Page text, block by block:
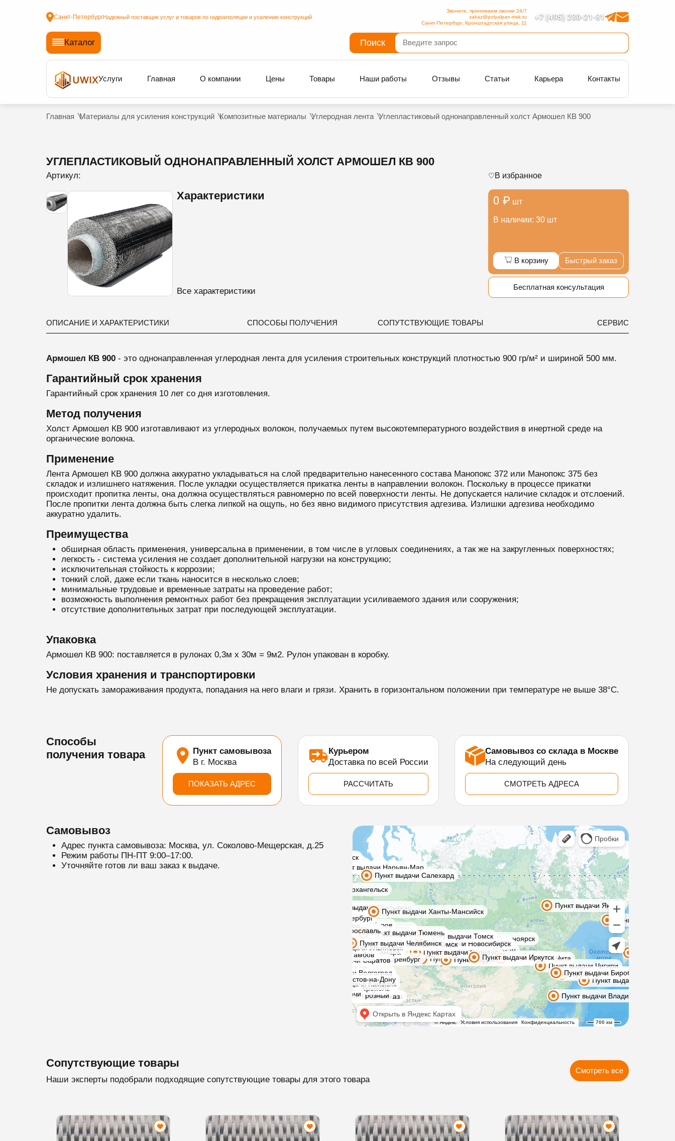
Санкт-ПетербургНадежный поставщик услуг и товаров по гидроизоляции и усилению конструкций +7 (495) 230-21-81
Звоните, принимаем звонки 24/7
zakaz@polyalpan-msk.ru
Санкт-Петербург, Кронштадтская улица, 11
Каталог Поиск
Услуги Главная О компании Цены Товары Наши работы Отзывы Статьи Карьера Контакты
Главная Материалы для усиления конструкций Композитные материалы Углеродная лента Углепластиковый однонаправленный холст Армошел КВ 900
УГЛЕПЛАСТИКОВЫЙ ОДНОНАПРАВЛЕННЫЙ ХОЛСТ АРМОШЕЛ КВ 900
Артикул:
Характеристики
Все характеристики
0 ₽ шт
В наличии: 30 шт
В избранное
В корзину Быстрый заказ
Бесплатная консультация
ОПИСАНИЕ И ХАРАКТЕРИСТИКИ СПОСОБЫ ПОЛУЧЕНИЯ СОПУТСТВУЮЩИЕ ТОВАРЫ СЕРВИС
Армошел КВ 900 - это однонаправленная углеродная лента для усиления строительных конструкций плотностью 900 гр/м² и шириной 500 мм.
Гарантийный срок хранения
Гарантийный срок хранения 10 лет со дня изготовления.
Метод получения
Холст Армошел КВ 900 изготавливают из углеродных волокон, получаемых путем высокотемпературного воздействия в инертной среде на
органические волокна.
Применение
Лента Армошел КВ 900 должна аккуратно укладываться на слой предварительно нанесенного состава Манопокс 372 или Манопокс 375 без
складок и излишнего натяжения. После укладки осуществляется прикатка ленты в направлении волокон. Поскольку в процессе прикатки
происходит пропитка ленты, она должна осуществляться равномерно по всей поверхности ленты. Не допускается наличие складок и отслоений.
После пропитки лента должна быть слегка липкой на ощупь, но без явно видимого присутствия адгезива. Излишки адгезива необходимо
аккуратно удалить.
Преимущества
обширная область применения, универсальна в применении, в том числе в угловых соединениях, а так же на закругленных поверхностях;
легкость - система усиления не создает дополнительной нагрузки на конструкцию;
исключительная стойкость к коррозии;
тонкий слой, даже если ткань наносится в несколько слоев;
минимальные трудовые и временные затраты на проведение работ;
возможность выполнения ремонтных работ без прекращения эксплуатации усиливаемого здания или сооружения;
отсутствие дополнительных затрат при последующей эксплуатации.
Упаковка
Армошел КВ 900: поставляется в рулонах 0,3м х 30м = 9м2. Рулон упакован в коробку.
Условия хранения и транспортировки
Не допускать замораживания продукта, попадания на него влаги и грязи. Хранить в горизонтальном положении при температуре не выше 38°С.
Способы
получения товара
Пункт самовывоза
В г. Москва
ПОКАЗАТЬ АДРЕС
Курьером
Доставка по всей России
РАССЧИТАТЬ
Самовывоз со склада в Москве
На следующий день
СМОТРЕТЬ АДРЕСА
Самовывоз
Адрес пункта самовывоза: Москва, ул. Соколово-Мещерская, д.25
Режим работы ПН-ПТ 9:00–17:00.
Уточняйте готов ли ваш заказ к выдаче.
Сопутствующие товары
Наши эксперты подобрали подходящие сопутствующие товары для этого товара
Смотреть все